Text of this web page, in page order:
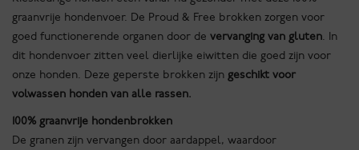
graanvrije hondenvoer. De Proud & Free brokken zorgen voor
goed functionerende organen door de vervanging van gluten. In
dit hondenvoer zitten veel dierlijke eiwitten die goed zijn voor
onze honden. Deze geperste brokken zijn geschikt voor
volwassen honden van alle rassen.
100% graanvrije hondenbrokken
De granen zijn vervangen door aardappel, waardoor